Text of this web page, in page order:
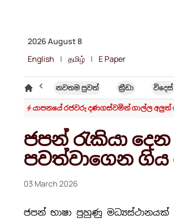
2026 August 8
English
| தமிழ் | E Paper
විශේෂ ලිිපි නවතම පුවත් ක්‍රී​ඩා විදෙස්
යාපනයේ රජවරු දණගස්වමින් ගාල්ල අලුත්
ජපන් රැකියා
පවත්වාගෙන ගිය
03 March 2026
ජපන් භාෂා පුහුණු මධ්‍යස්ථානයක්